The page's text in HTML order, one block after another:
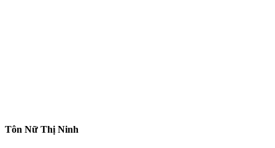
Tôn Nữ Thị Ninh